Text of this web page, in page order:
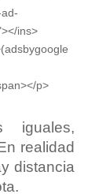
ins>
p>
realidad
distancia